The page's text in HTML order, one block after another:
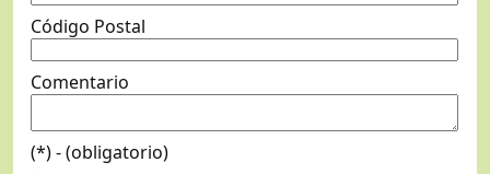
Código Postal
Comentario
(*) - (obligatorio)